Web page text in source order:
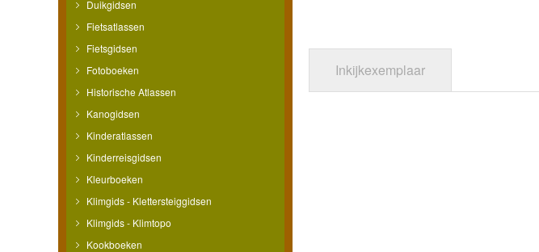
Duikgidsen
Fietsatlassen
Fietsgidsen
Fotoboeken
Historische Atlassen
Kanogidsen
Kinderatlassen
Kinderreisgidsen
Kleurboeken
Klimgids - Klettersteiggidsen
Klimgids - Klimtopo
Kookboeken
Inkijkexemplaar